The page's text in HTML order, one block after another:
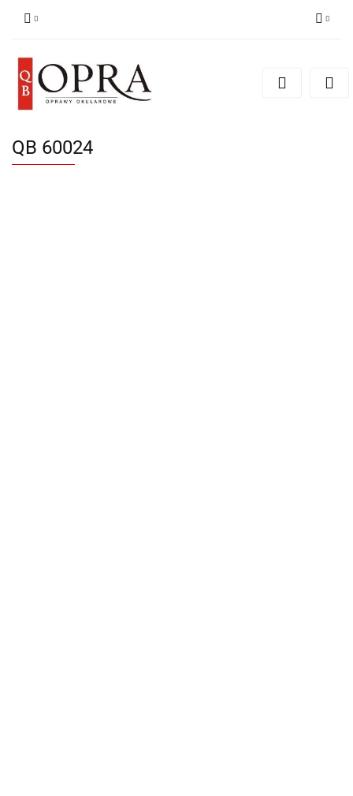
QB 60024